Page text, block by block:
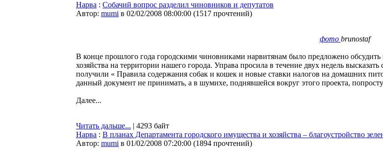
Нарва : Собачий вопрос разделил чиновников и депутатов
Автор: mumi в 02/02/2008 08:00:00 (1517 прочтений)
фото brunostaf
В конце прошлого года городскими чиновниками нарвитянам было предложено
хозяйства на территории нашего города. Управа просила в течение двух недель
получили « Правила содержания собак и кошек и новые ставки налогов на домашних
данный документ не принимать, а в шумихе, поднявшейся вокруг этого проекта,
Далее...
Читать дальше... | 4293 байт
Нарва : В планах Департамента городского имущества и хозяйства – благоустройство
Автор: mumi в 01/02/2008 07:20:00 (1894 прочтений)